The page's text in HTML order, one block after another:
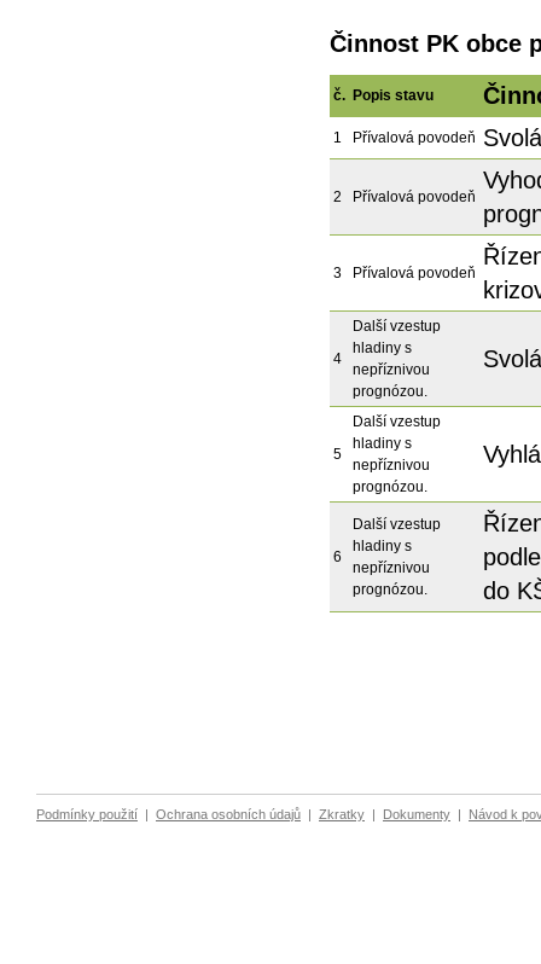
Činnost PK obce
č. Popis stavu
1 Přívalová povodeň
2 Přívalová povodeň
3 Přívalová povodeň
4
Další vzestup
hladiny s
nepříznivou
prognózou.
5
Další vzestup
hladiny s
nepříznivou
prognózou.
6
Další vzestup
hladiny s
nepříznivou
prognózou.
do
Podmínky použití | Ochrana osobních údajů | Zkratky | Dokumenty | Návod k